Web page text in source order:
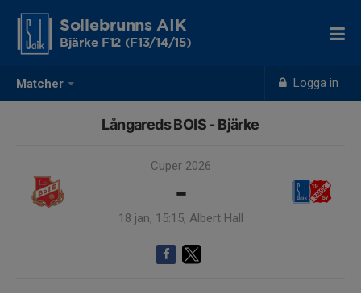
Matcher Logga in
Sollebrunns AIK
Bjärke F12 (F13/14/15)
Långareds BOIS - Bjärke
Cuper 2026
-
18 jan, 15:15, Albert Hall